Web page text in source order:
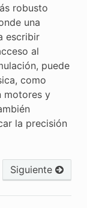
robusto
una
escribir
al
puede
como
motores y
la precisión
Siguiente